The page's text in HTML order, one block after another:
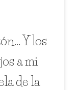
Y los
a mi
de la